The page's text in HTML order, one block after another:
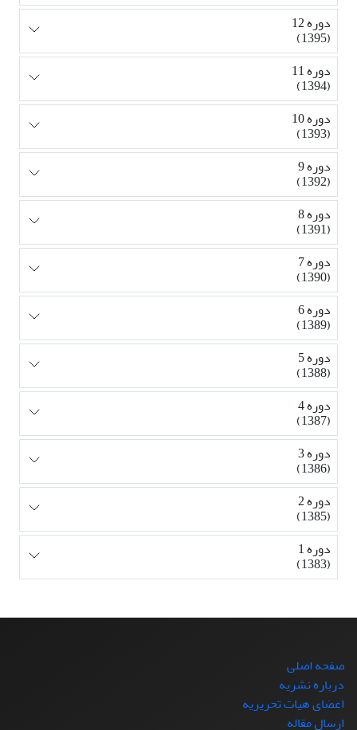
دوره 12
(1395)
دوره 11
(1394)
دوره 10
(1393)
دوره 9
(1392)
دوره 8
(1391)
دوره 7
(1390)
دوره 6
(1389)
دوره 5
(1388)
دوره 4
(1387)
دوره 3
(1386)
دوره 2
(1385)
دوره 1
(1383)
صفحه اصلی
درباره نشریه
اعضای هیات تحریریه
ارسال مقاله